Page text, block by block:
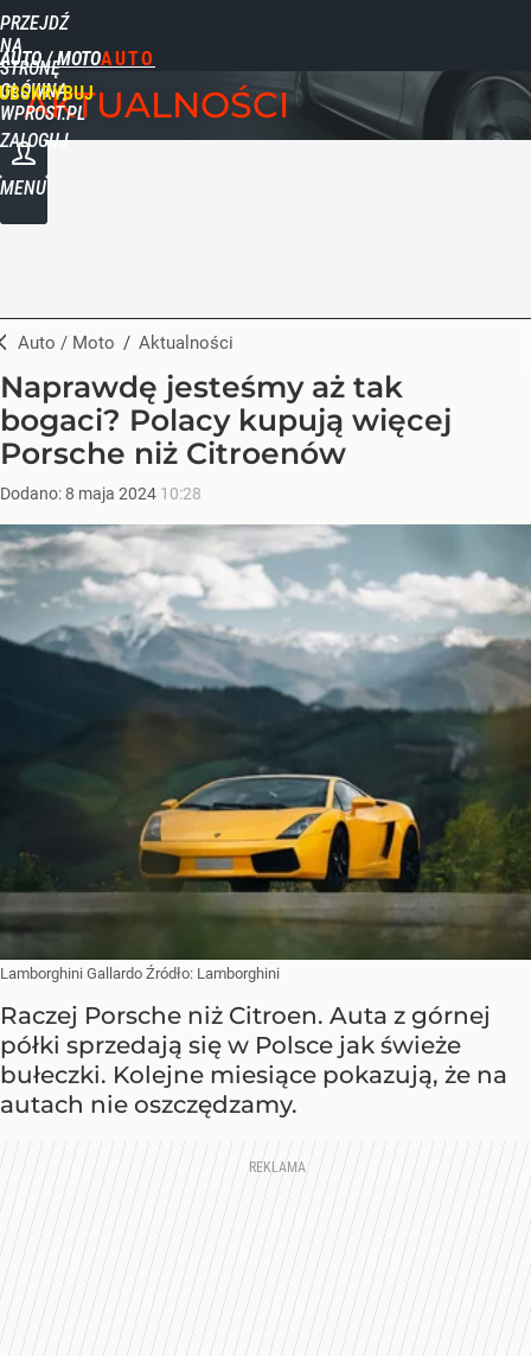
PRZEJDŹ
NA
STRONĘ
GŁÓWNĄ
WPROST.PL
AUTO / MOTO
ZALOGUJ
MENU
AKTUALNOŚCI
Auto / Moto / Aktualności
Naprawdę jesteśmy aż tak
bogaci? Polacy kupują więcej
Porsche niż Citroenów
Dodano:8 maja 2024 10:28
Lamborghini Gallardo Źródło: Lamborghini
Raczej Porsche niż Citroen. Auta z górnej
półki sprzedają się w Polsce jak świeże
bułeczki. Kolejne miesiące pokazują, że na
autach nie oszczędzamy.